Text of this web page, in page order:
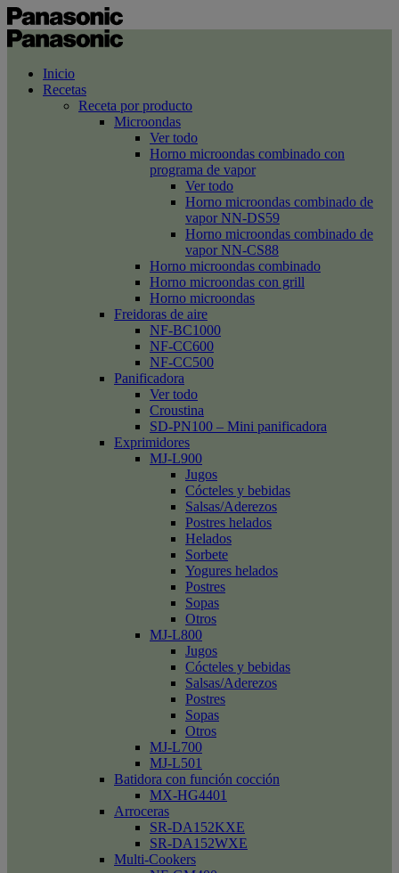
Inicio
Recetas
Receta por producto
Microondas
Ver todo
Horno microondas combinado con
programa de vapor
Ver todo
Horno microondas combinado de
vapor NN-DS59
Horno microondas combinado de
vapor NN-CS88
Horno microondas combinado
Horno microondas con grill
Horno microondas
Freidoras de aire
NF-BC1000
NF-CC600
NF-CC500
Panificadora
Ver todo
Croustina
SD-PN100 – Mini panificadora
Exprimidores
MJ-L900
Jugos
Cócteles y bebidas
Salsas/Aderezos
Postres helados
Helados
Sorbete
Yogures helados
Postres
Sopas
Otros
MJ-L800
Jugos
Cócteles y bebidas
Salsas/Aderezos
Postres
Sopas
Otros
MJ-L700
MJ-L501
Batidora con función cocción
MX-HG4401
Arroceras
SR-DA152KXE
SR-DA152WXE
Multi-Cookers